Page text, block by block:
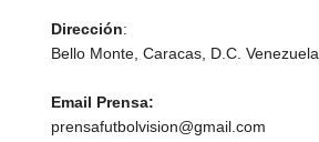
Dirección:
Bello Monte, Caracas, D.C. Venezuela
Email Prensa:
prensafutbolvision@gmail.com